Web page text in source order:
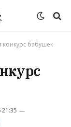
конкурс бабушек
21:35